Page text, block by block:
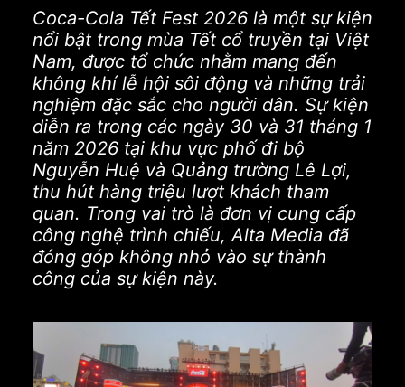
CONTACT
EN
Coca-Cola Tết Fest 2026 là một sự kiện
nổi bật trong mùa Tết cổ truyền tại Việt
Nam, được tổ chức nhằm mang đến
không khí lễ hội sôi động và những trải
nghiệm đặc sắc cho người dân. Sự kiện
diễn ra trong các ngày 30 và 31 tháng 1
năm 2026 tại khu vực phố đi bộ
Nguyễn Huệ và Quảng trường Lê Lợi,
thu hút hàng triệu lượt khách tham
quan. Trong vai trò là đơn vị cung cấp
công nghệ trình chiếu, Alta Media đã
đóng góp không nhỏ vào sự thành
công của sự kiện này.